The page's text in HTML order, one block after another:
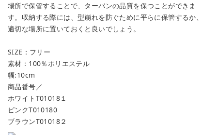
場所で保管することで、ターバンの品質を保つことができま
す。収納する際には、型崩れを防ぐために平らに保管するか、
適切な場所に置いておくと良いでしょう。
SIZE：フリー
素材：100％ポリエステル
幅:10cm
商品番号／
ホワイトT01018１
ピンクT010180
ブラウンT01018２